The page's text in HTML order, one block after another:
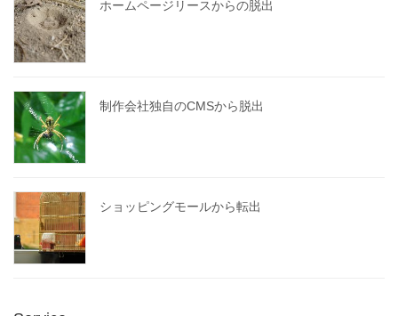
ホームページリースからの脱出
制作会社独自のCMSから脱出
ショッピングモールから転出